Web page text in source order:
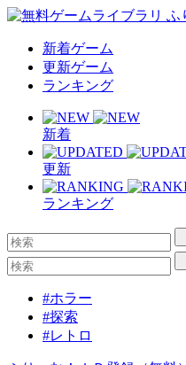
新着ゲーム
更新ゲーム
ランキング
新着
更新
ランキング
#ホラー
#探索
#レトロ